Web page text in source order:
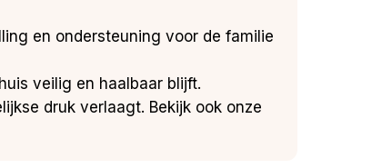
en ondersteuning voor de familie
veilig en haalbaar blijft.
druk verlaagt. Bekijk ook onze